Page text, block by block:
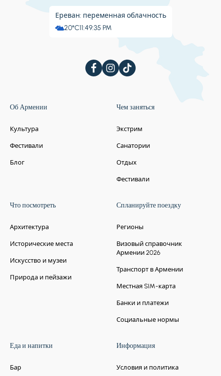
Ереван: переменная облачность
20°C11:49:36 PM
Об Армении
Культура
Фестивали
Блог
Чем заняться
Экстрим
Санатории
Отдых
Фестивали
Что посмотреть
Архитектура
Исторические места
Искусство и музеи
Природа и пейзажи
Спланируйте поездку
Регионы
Визовый справочник
Армении 2026
Транспорт в Армении
Местная SIM-карта
Банки и платежи
Социальные нормы
Еда и напитки
Бар
Информация
Условия и политика